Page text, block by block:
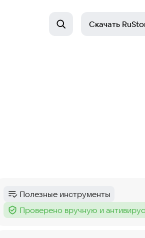
Скачать
Категория:
Полезные инструменты
Тег :
Проверено вручную и